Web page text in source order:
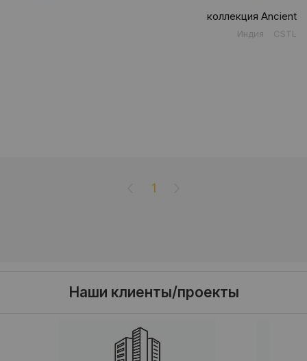
коллекция Ancient
Индия CSTL
1
Наши клиенты/проекты